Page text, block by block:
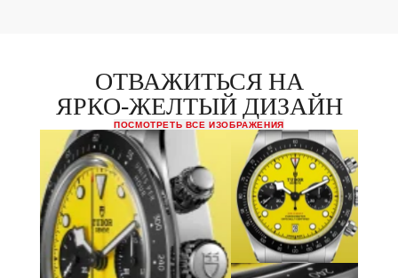
ОТВАЖИТЬСЯ НА
ЯРКО‑ЖЕЛТЫЙ ДИЗАЙН
ПОСМОТРЕТЬ ВСЕ ИЗОБРАЖЕНИЯ